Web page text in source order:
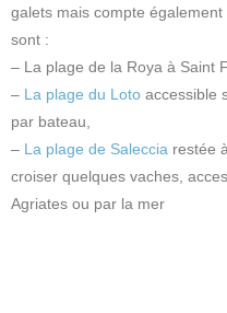
galets mais compte
sont :
– La plage de la Roya à Saint
– La plage du Loto accessible
par bateau,
– La plage de Saleccia restée
croiser quelques vaches,
Agriates ou par la mer